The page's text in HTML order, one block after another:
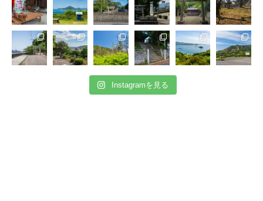
Instagramを見る